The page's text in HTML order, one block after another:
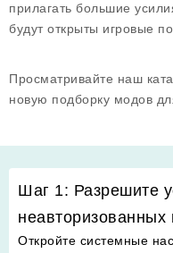
прилагать большие
будут открыты игровые
Просматривайте наш
новую подборку модов
Шаг 1: Разрешите
неавторизованных
Откройте системные